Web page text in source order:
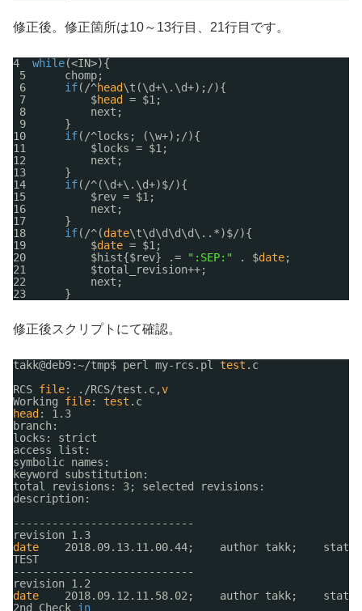
修正後。修正箇所は10～13行目、21行目です。
4 while(<IN>){
5      chomp;
6 if(/^head\t(\d+\.\d+);/){
7          $head
= $1;
8          next;
9      }
10 if(/^locks; (\w+);/){
11          $locks = $1;
12          next;
13      }
14 if(/^(\d+\.\d+)$/){
15          $rev = $1;
16          next;
17      }
18 if(/^(date\t\d\d\d\d\..*)$/){
19          $date = $1;
20          $hist{$rev} .=
":SEP:" . $date;
21          $total_revision++;
22          next;
23      }
修正後スクリプトにて確認。
takk@deb9:~/tmp$ perl my-rcs.pl test .c
RCS file: . /RCS/test .c,v
Working file: test .c
head : 1.3
branch:
locks: strict
access list:
symbolic names:
keyword substitution:
total revisions: 3; selected revisions:
description:
----------------------------
revision 1.3
date
2018.09.13.11.00.44;    author takk;    state
TEST
----------------------------
revision 1.2
date
2018.09.12.11.58.02;    author takk;    state
2nd Check in